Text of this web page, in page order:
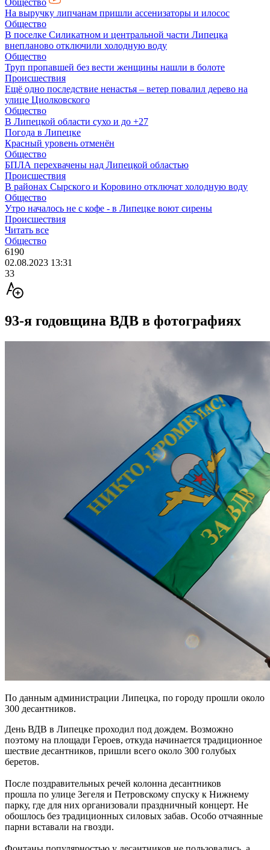
Общество
На выручку липчанам пришли ассенизаторы и илосос
Общество
В поселке Силикатном и центральной части Липецка
внепланово отключили холодную воду
Общество
Труп пропавшей без вести женщины нашли в болоте
Происшествия
Ещё одно последствие ненастья – ветер повалил дерево на
улице Циолковского
Общество
В Липецкой области сухо и до +27
Погода в Липецке
Красный уровень отменён
Общество
БПЛА перехвачены над Липецкой областью
Происшествия
В районах Сырского и Коровино отключат холодную воду
Общество
Утро началось не с кофе - в Липецке воют сирены
Происшествия
Читать все
Общество
6190
02.08.2023 13:31
33
93-я годовщина ВДВ в фотографиях
По данным администрации Липецка, по городу прошли около
300 десантников.
День ВДВ в Липецке проходил под дождем. Возможно
поэтому на площади Героев, откуда начинается традиционное
шествие десантников, пришли всего около 300 голубых
беретов.
После поздравительных речей колонна десантников
прошла по улице Зегеля и Петровскому спуску к Нижнему
парку, где для них организовали праздничный концерт. Не
обошлось без традиционных силовых забав. Особо отчаянные
парни вставали на гвозди.